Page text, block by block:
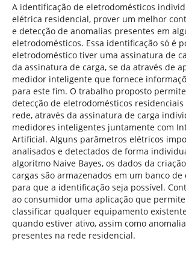
A identificação de eletrodomésticos
elétrica residencial, prover um melhor
e detecção de anomalias presentes em
eletrodomésticos. Essa identificação só é
eletrodoméstico tiver uma assinatura de
da assinatura de carga, se da através de
medidor inteligente que fornece
para este fim. O trabalho proposto
detecção de eletrodomésticos
rede, através da assinatura de carga
medidores inteligentes juntamente com
Artificial. Alguns parâmetros elétricos
analisados e detectados de forma
algoritmo Naive Bayes, os dados da
cargas são armazenados em um banco
para que a identificação seja possível.
ao consumidor uma aplicação que
classificar qualquer equipamento
quando estiver ativo, assim como
presentes na rede residencial.